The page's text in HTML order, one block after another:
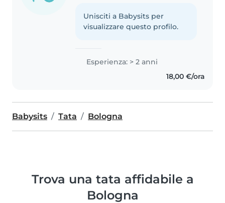
Unisciti a Babysits per
visualizzare questo profilo.
Esperienza: > 2 anni
18,00 €/ora
Babysits Tata Bologna
Trova una tata affidabile a
Bologna